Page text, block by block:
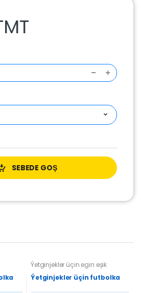
SEBEDE GOŞ
Ýetginjekler üçin egin eşik
Ýetginjekler üçin futbolka